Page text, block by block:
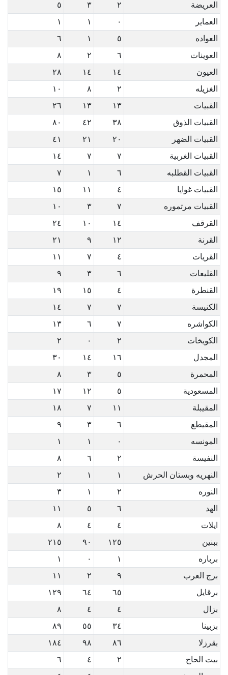
العريضة
٢ ٣
٥
العماير
٠ ١
١
العواده
٥ ١
٦
العوينات
٦ ٢
٨
العيون
١٤ ١٤
٢٨
الغزيله
٢ ٨
١٠
القبيات
١٣ ١٣
٢٦
القبيات الذوق
٣٨ ٤٢
٨٠
القبيات الضهر
٢٠ ٢١
٤١
القبيات الغربية
٧ ٧
١٤
القبيات القطلبه
٦ ١
٧
القبيات غوايا
٤ ١١
١٥
القبيات مرتموره
٧ ٣
١٠
القرقف
١٤ ١٠
٢٤
القرنة
١٢ ٩
٢١
القريات
٤ ٧
١١
القليعات
٦ ٣
٩
القنطرة
٤ ١٥
١٩
الكنيسة
٧ ٧
١٤
الكواشره
٧ ٦
١٣
الكويخات
٢ ٠
٢
المجدل
١٦ ١٤
٣٠
المحمرة
٥ ٣
٨
المسعودية
٥ ١٢
١٧
المقيبلة
١١ ٧
١٨
المقيطع
٦ ٣
٩
المونسه
٠ ١
١
النفيسة
٢ ٦
٨
النهريه وبستان الحرش
١ ١
٢
النوره
٢ ١
٣
الهد
٦ ٥
١١
ايلات
٤ ٤
٨
ببنين
١٢٥ ٩٠
٢١٥
برباره
١ ٠
١
برج العرب
٩ ٢
١١
برقايل
٦٥ ٦٤
١٢٩
بزال
٤ ٤
٨
بزبينا
٣٤ ٥٥
٨٩
بقرزلا
٨٦ ٩٨
١٨٤
بيت الحاج
٢ ٤
٦